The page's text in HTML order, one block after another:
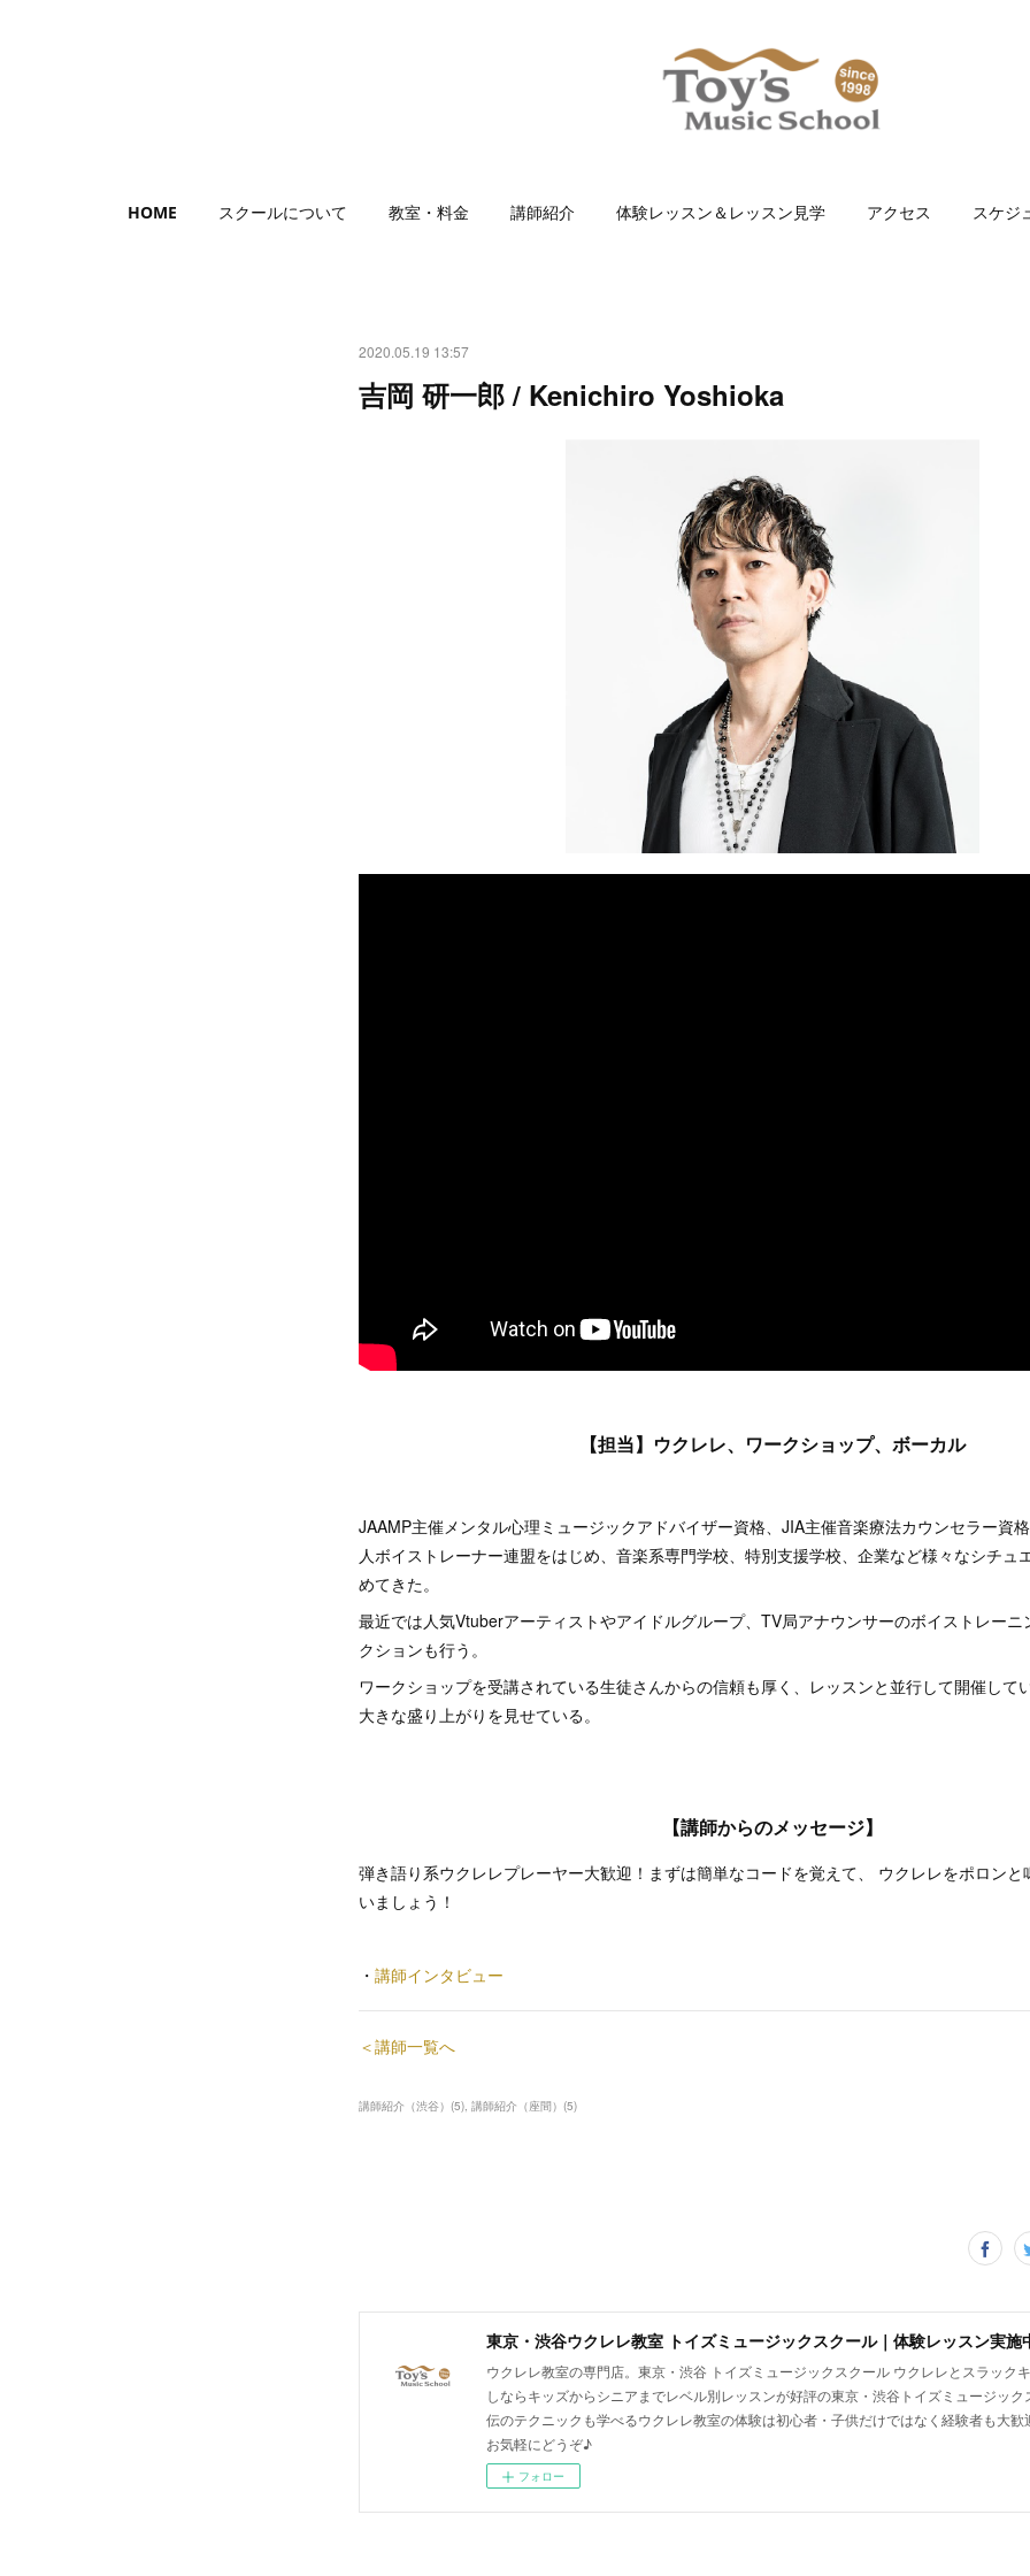
HOME スクールについて 教室・料金 講師紹介 体験レッスン＆レッスン見学 アクセス スケジ
2020.05.19 13:57
吉岡 研一郎 / Kenichiro Yoshioka
【担当】ウクレレ、ワークショップ、ボーカル
JAAMP主催メンタル心理ミュージックアドバイザー資格、JIA主催音楽療法カウンセラー資
人ボイストレーナー連盟をはじめ、音楽系専門学校、特別支援学校、企業など様々なシチュ
めてきた。
最近では人気Vtuberアーティストやアイドルグループ、TV局アナウンサーのボイストレーニ
クションも行う。
ワークショップを受講されている生徒さんからの信頼も厚く、レッスンと並行して開催して
大きな盛り上がりを見せている。
【講師からのメッセージ】
弾き語り系ウクレレプレーヤー大歓迎！まずは簡単なコードを覚えて、 ウクレレをポロンと
いましょう！
・ 講師インタビュー
＜講師一覧へ
講師紹介（渋谷） (5) 講師紹介（座間） (5)
東京・渋谷ウクレレ教室 トイズミュージックスクール｜体験レッスン実施
ウクレレ教室の専門店。東京・渋谷 トイズミュージックスクール ウクレレとスラック
しならキッズからシニアまでレベル別レッスンが好評の東京・渋谷トイズミュージッ
伝のテクニックも学べるウクレレ教室の体験は初心者・子供だけではなく経験者も大歓
お気軽にどうぞ♪
フォロー